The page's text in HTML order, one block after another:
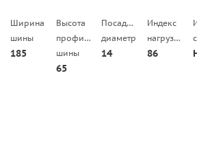
Ширина
шины
185
Высота
профиля
шины
65
Посадочный
диаметр
14
Индекс
нагрузки
86